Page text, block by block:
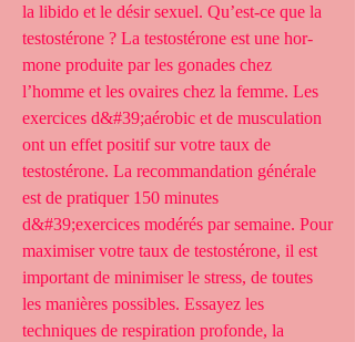
la libi­do et le désir sexuel. Qu’est-ce que la
testostérone ? La tes­to­sté­rone est une hor­
mone pro­duite par les gonades chez
l’homme et les ovaires chez la femme. Les
exercices d&#39;aérobic et de musculation
ont un effet positif sur votre taux de
testostérone. La recommandation générale
est de pratiquer 150 minutes
d&#39;exercices modérés par semaine. Pour
maximiser votre taux de testostérone, il est
important de minimiser le stress, de toutes
les manières possibles. Essayez les
techniques de respiration profonde, la